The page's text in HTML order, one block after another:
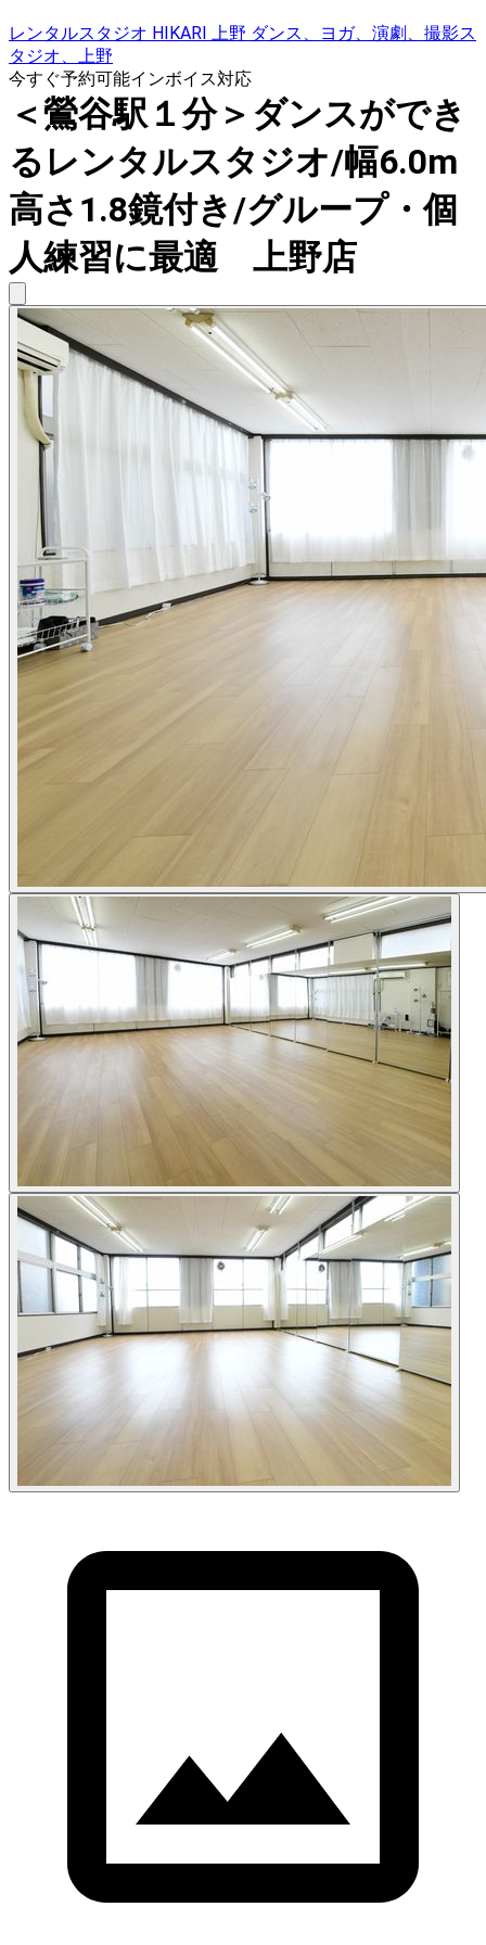
レンタルスタジオ HIKARI 上野 ダンス、ヨガ、演劇、撮影ス
タジオ、上野
今すぐ予約可能インボイス対応
＜鶯谷駅１分＞ダンスができ
るレンタルスタジオ/幅6.0m
高さ1.8鏡付き/グループ・個
人練習に最適 上野店